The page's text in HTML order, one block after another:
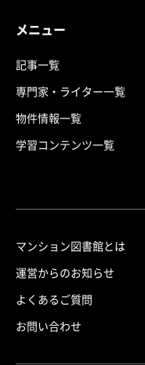
メニュー
記事一覧
専門家・ライター一覧
物件情報一覧
学習コンテンツ一覧
マンション図書館とは
運営からのお知らせ
よくあるご質問
お問い合わせ